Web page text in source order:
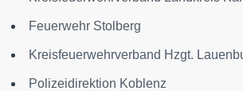
Feuerwehr Stolberg
Kreisfeuerwehrverband Hzgt.
Polizeidirektion Koblenz